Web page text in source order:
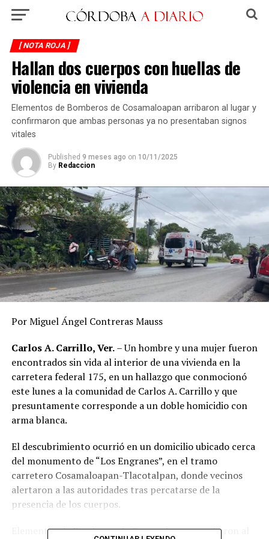
[ NOTA ROJA ]
Hallan dos cuerpos con huellas de
violencia en vivienda
Elementos de Bomberos de Cosamaloapan arribaron al lugar y
confirmaron que ambas personas ya no presentaban signos
vitales
Published 9 meses ago on 10/11/2025
By Redaccion
Por Miguel Ángel Contreras Mauss
Carlos A. Carrillo, Ver.– Un hombre y una mujer fueron
encontrados sin vida al interior de una vivienda en la
carretera federal 175, en un hallazgo que conmocionó
este lunes a la comunidad de Carlos A. Carrillo y que
presuntamente corresponde a un doble homicidio con
arma blanca.
El descubrimiento ocurrió en un domicilio ubicado cerca
del monumento de “Los Engranes”, en el tramo
carretero Cosamaloapan-Tlacotalpan, donde vecinos
alertaron a las autoridades tras percatarse de la
presencia de los cuerpos.
Elementos de Bomberos de Cosamaloapan arribaron al